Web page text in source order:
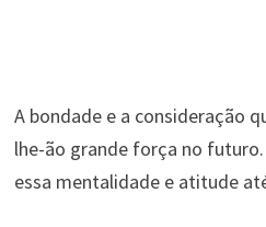
A bondade e a consideração
lhe-ão grande força no
essa mentalidade e atitude